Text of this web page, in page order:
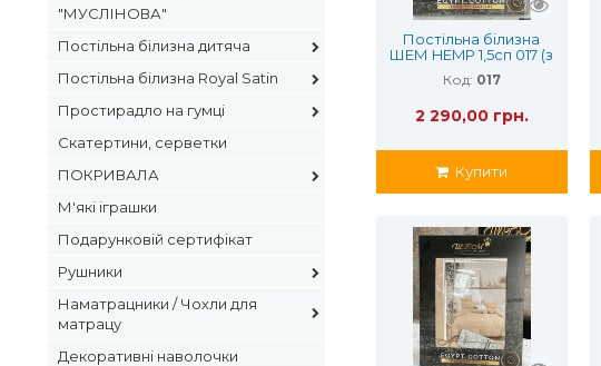
Постільна білизна
ШЕМ HEMP 1,5сп 017 (з
волокном)
Код: 017
2 290,00 грн.
Купити
"МУСЛІНОВА"
Постільна білизна дитяча
Постільна білизна Royal Satin
Простирадло на гумці
Скатертини, серветки
ПОКРИВАЛА
М'які іграшки
Подарунковій сертифікат
Рушники
Наматрацники / Чохли для
матрацу
Декоративні наволочки